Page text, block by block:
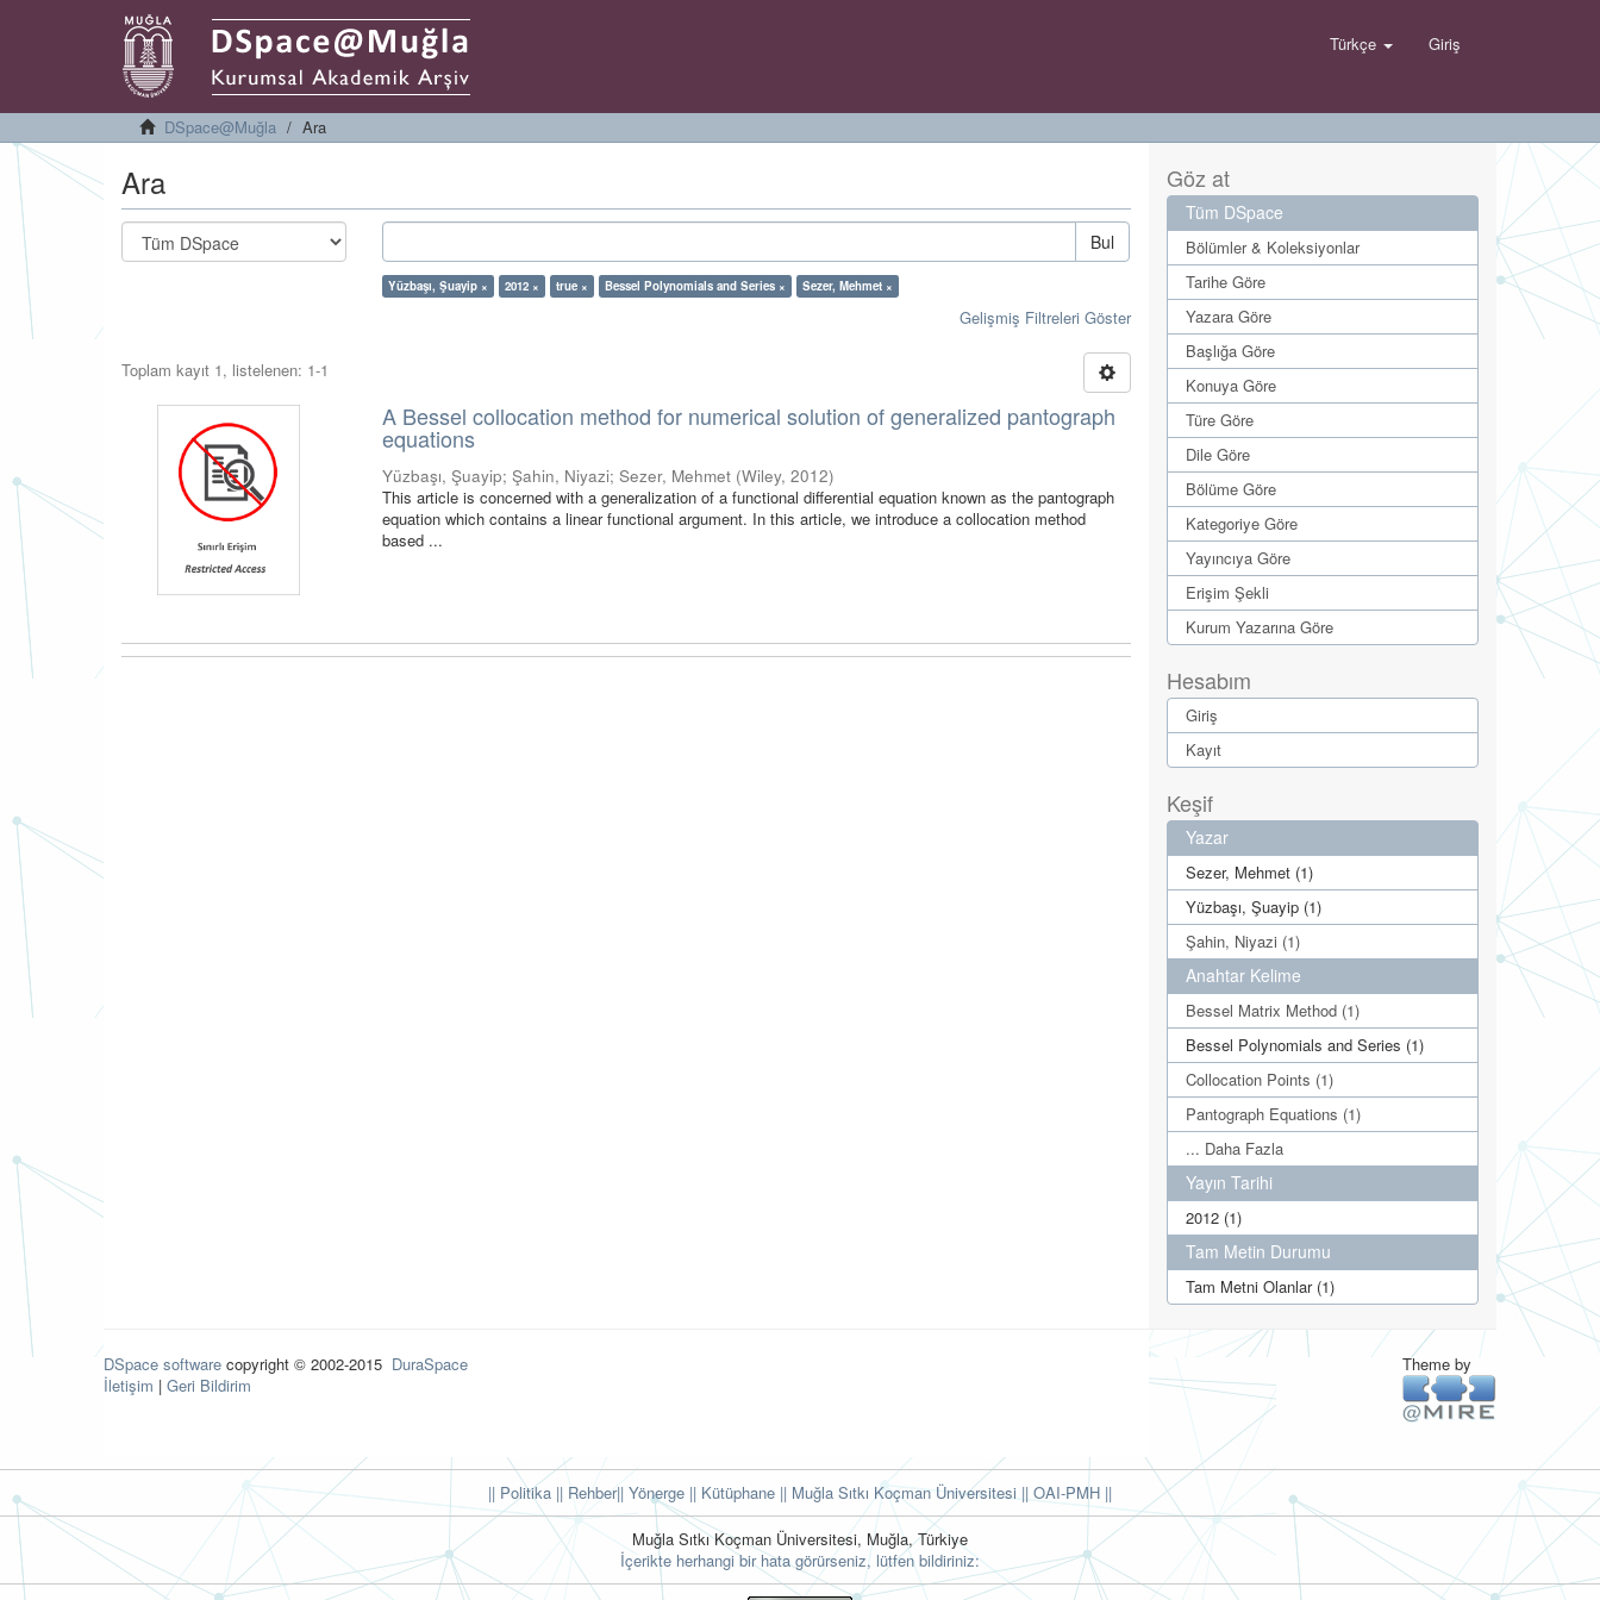
Türkçe Giriş
DSpace@Muğla Ara
Ara
Bul
Yüzbaşı, Şuayip × 2012 × true × Bessel Polynomials and Series × Sezer, Mehmet ×
Gelişmiş Filtreleri Göster
Toplam kayıt 1, listelenen: 1-1
A Bessel collocation method for numerical solution of generalized pantograph
equations
Yüzbaşı, Şuayip;Şahin, Niyazi;Sezer, Mehmet (Wiley,2012)
This article is concerned with a generalization of a functional differential equation known as the pantograph
equation which contains a linear functional argument. In this article, we introduce a collocation method
based ...
Göz at
Tüm DSpace
Bölümler & Koleksiyonlar
Tarihe Göre
Yazara Göre
Başlığa Göre
Konuya Göre
Türe Göre
Dile Göre
Bölüme Göre
Kategoriye Göre
Yayıncıya Göre
Erişim Şekli
Kurum Yazarına Göre
Hesabım
Giriş
Kayıt
Keşif
Yazar
Sezer, Mehmet (1)
Yüzbaşı, Şuayip (1)
Şahin, Niyazi (1)
Anahtar Kelime
Bessel Matrix Method (1)
Bessel Polynomials and Series (1)
Collocation Points (1)
Pantograph Equations (1)
... Daha Fazla
Yayın Tarihi
2012 (1)
Tam Metin Durumu
Tam Metni Olanlar (1)
DSpace software copyright © 2002-2015 DuraSpace
İletişim | Geri Bildirim
Theme by
|| Politika || Rehber|| Yönerge || Kütüphane || Muğla Sıtkı Koçman Üniversitesi || OAI-PMH ||
Muğla Sıtkı Koçman Üniversitesi, Muğla, Türkiye
İçerikte herhangi bir hata görürseniz, lütfen bildiriniz: